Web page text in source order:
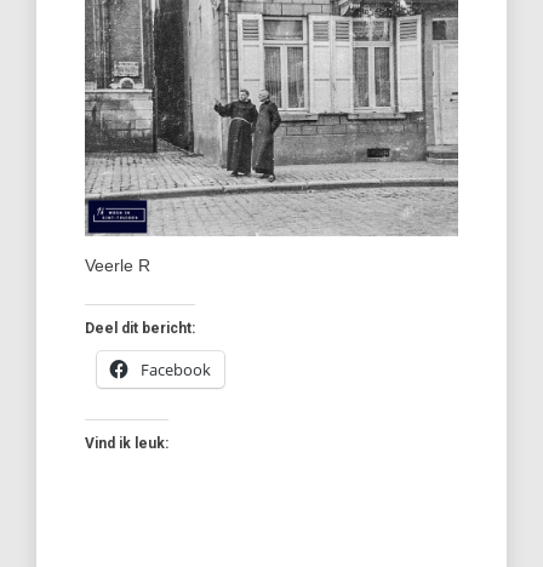
Veerle R
Deel dit bericht:
Facebook
Vind ik leuk: